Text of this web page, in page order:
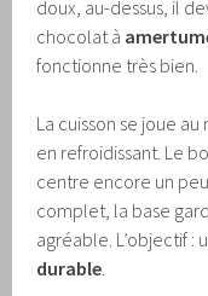
doux, au-dessus, il
chocolat à
fonctionne très bien.
La cuisson se joue
en refroidissant. Le
centre encore un
complet, la base
agréable. L’objectif :
durable